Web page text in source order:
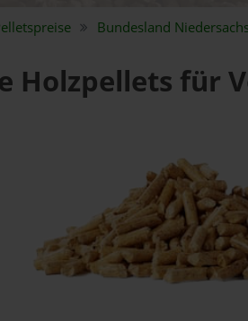
Bundesland
Holzpellets für